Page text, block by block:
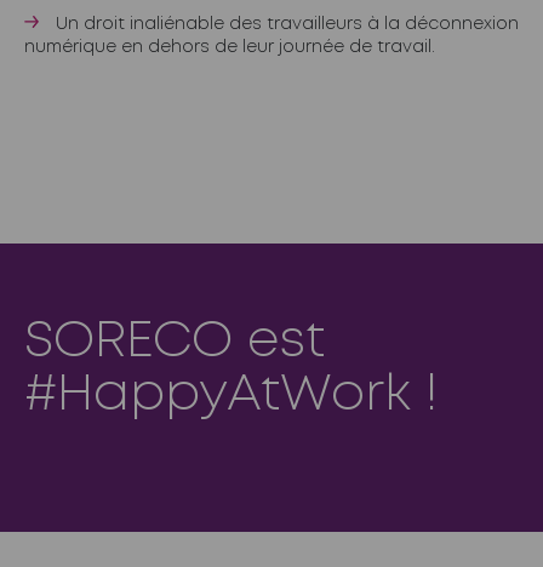
Un droit inaliénable des travailleurs à la déconnexion
numérique en dehors de leur journée de travail.
SORECO est
#HappyAtWork !